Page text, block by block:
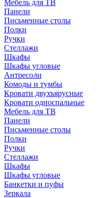
Мебель для ТВ
Панели
Письменные столы
Полки
Ручки
Стеллажи
Шкафы
Шкафы угловые
Антресоли
Комоды и тумбы
Кровати двухъярусные
Кровати односпальные
Мебель для ТВ
Панели
Письменные столы
Полки
Ручки
Стеллажи
Шкафы
Шкафы угловые
Банкетки и пуфы
Зеркала